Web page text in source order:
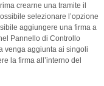
crearne una tramite il
selezionare l’opzione
aggiungere una firma a
Pannello di Controllo
venga aggiunta ai singoli
la firma all’interno del